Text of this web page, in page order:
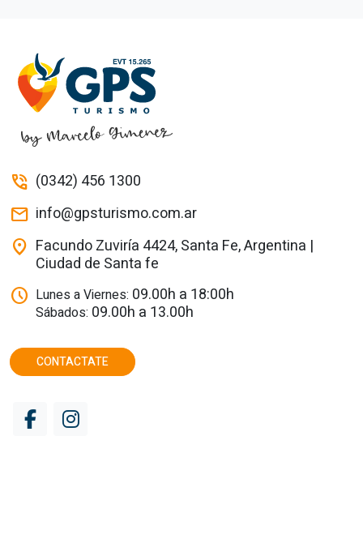
phone_in_talk (0342) 456 1300
mail info@gpsturismo.com.ar
location_on Facundo Zuviría 4424, Santa Fe, Argentina |
Ciudad de Santa fe
schedule Lunes a Viernes: 09.00h a 18:00h
Sábados: 09.00h a 13.00h
CONTACTATE